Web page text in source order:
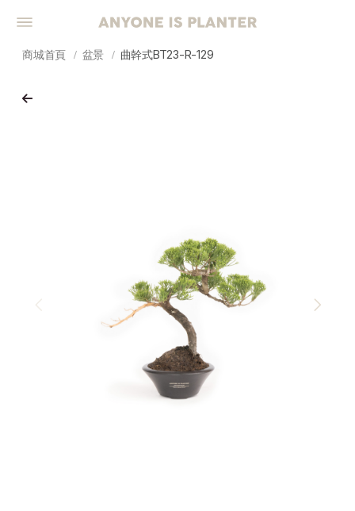
商城首頁 盆景 曲幹式BT23-R-129